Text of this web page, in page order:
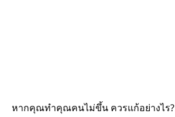
หากคุณทำคุณคนไม่ขึ้น ควรแก้อย่างไร?